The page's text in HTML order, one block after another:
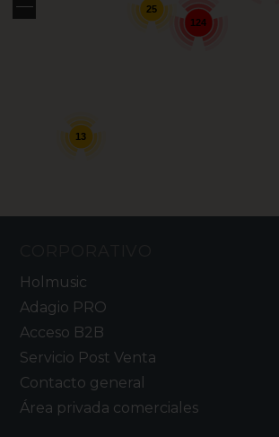
124
13
25
Holmusic
Adagio PRO
Acceso B2B
Servicio Post Venta
Contacto general
Área privada comerciales